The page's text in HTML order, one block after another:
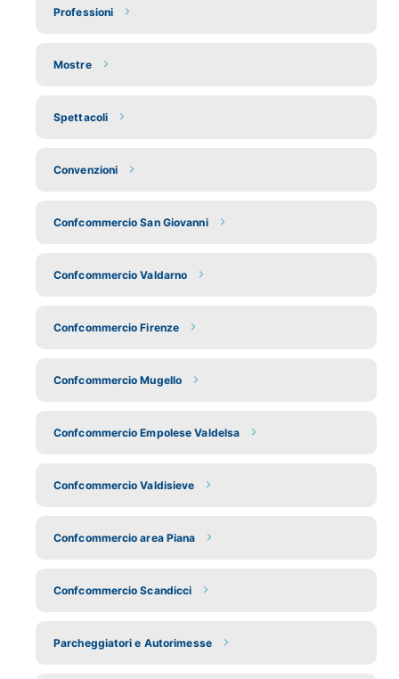
Professioni
Mostre
Spettacoli
Convenzioni
Confcommercio San Giovanni
Confcommercio Valdarno
Confcommercio Firenze
Confcommercio Mugello
Confcommercio Empolese Valdelsa
Confcommercio Valdisieve
Confcommercio area Piana
Confcommercio Scandicci
Parcheggiatori e Autorimesse